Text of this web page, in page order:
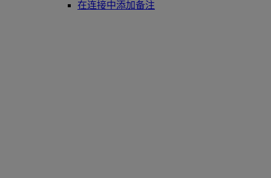
在连接中添加备注